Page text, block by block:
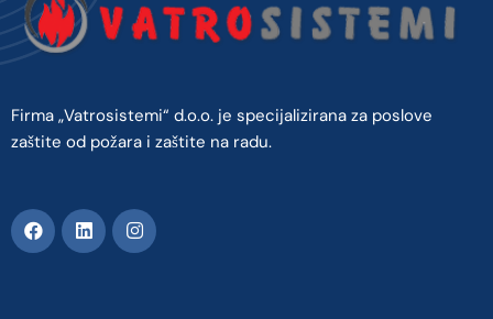
Firma „Vatrosistemi“ d.o.o. je specijalizirana za poslove
zaštite od požara i zaštite na radu.